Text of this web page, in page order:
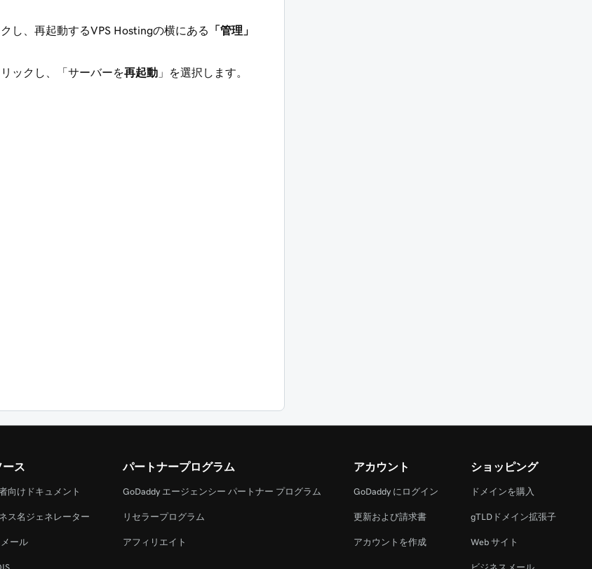
し、再起動するVPS Hostingの横にある
「管理」
リックし、「サーバーを再起動 」を選択します。
ース
向けドキュメント
ス名ジェネレーター
ール
パートナープログラム
GoDaddy エージェンシー パートナー プログラム
リセラープログラム
アフィリエイト
アカウント
GoDaddy にログイン
更新および請求書
アカウントを作成
ショッピング
ドメインを購入
gTLDドメイン拡張子
Web サイト